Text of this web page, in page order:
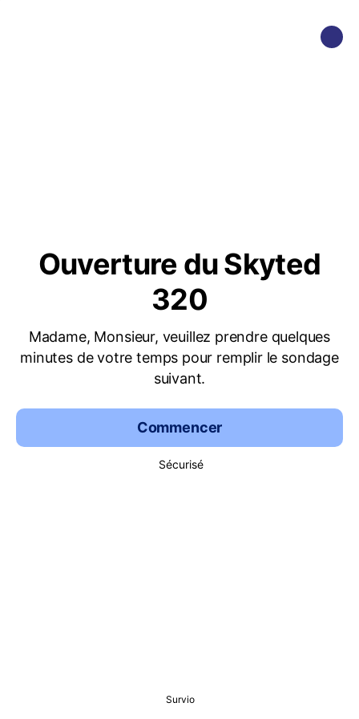
Ouverture du Skyted
320
Madame, Monsieur, veuillez prendre quelques
minutes de votre temps pour remplir le sondage
suivant.
Commencer
Sécurisé
Survio